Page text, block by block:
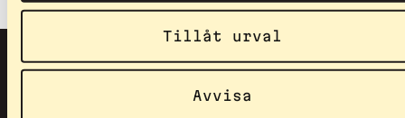
Tillåt urval
Avvisa